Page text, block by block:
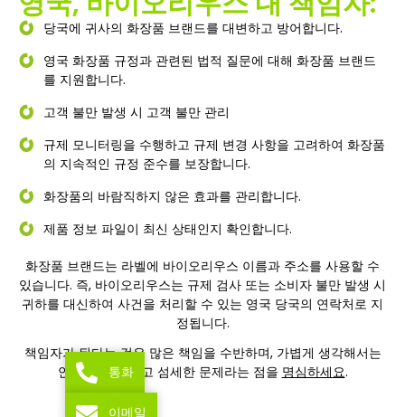
당국에 귀사의 화장품 브랜드를 대변하고 방어합니다.
영국 화장품 규정과 관련된 법적 질문에 대해 화장품 브랜드
를 지원합니다.
고객 불만 발생 시 고객 불만 관리
규제 모니터링을 수행하고 규제 변경 사항을 고려하여 화장품
의 지속적인 규정 준수를 보장합니다.
화장품의 바람직하지 않은 효과를 관리합니다.
제품 정보 파일이 최신 상태인지 확인합니다.
화장품 브랜드는 라벨에 바이오리우스 이름과 주소를 사용할 수
있습니다. 즉, 바이오리우스는 규제 검사 또는 소비자 불만 발생 시
귀하를 대신하여 사건을 처리할 수 있는 영국 당국의 연락처로 지
정됩니다.
책임자가 된다는 것은 많은 책임을 수반하며, 가볍게 생각해서는
안 되는 중요하고 섬세한 문제라는 점을 명심하세요.
통화
이메일